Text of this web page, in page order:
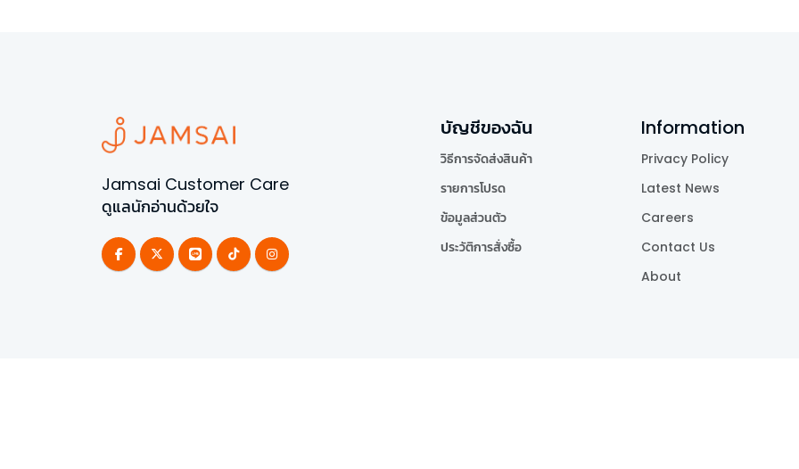
Jamsai Customer Care
ดูแลนักอ่านด้วยใจ
บัญชีของฉัน
วิธีการจัดส่งสินค้า
รายการโปรด
ข้อมูลส่วนตัว
ประวัติการสั่งซื้อ
Information
Privacy Policy
Latest News
Careers
Contact Us
About